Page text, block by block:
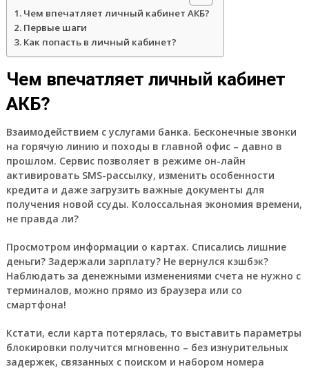
Чем впечатляет личный кабинет АКБ?
Первые шаги
Как попасть в личный кабинет?
Чем впечатляет личный кабинет
АКБ?
Взаимодействием с услугами банка. Бесконечные звонки
на горячую линию и походы в главной офис – давно в
прошлом. Сервис позволяет в режиме он-лайн
активировать SMS-рассылку, изменить особенности
кредита и даже загрузить важные документы для
получения новой ссуды. Колоссальная экономия времени,
не правда ли?
Просмотром информации о картах. Списались лишние
деньги? Задержали зарплату? Не вернулся кэшбэк?
Наблюдать за денежными изменениями счета не нужно с
терминалов, можно прямо из браузера или со
смартфона!
Кстати, если карта потерялась, то выставить параметры
блокировки получится мгновенно – без изнурительных
задержек, связанных с поиском и набором номера